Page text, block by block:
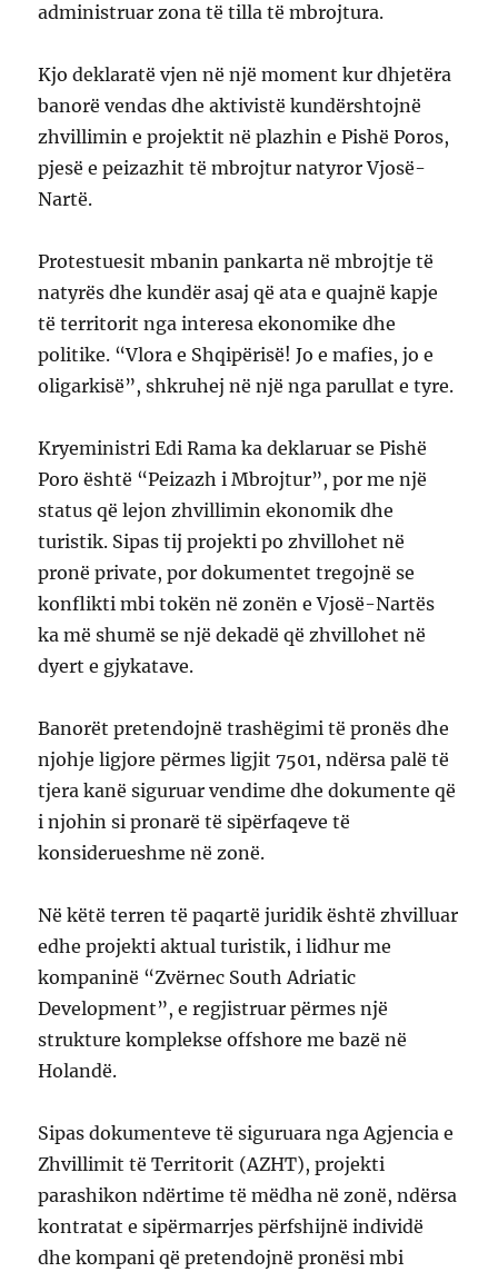
administruar zona të tilla të mbrojtura.
Kjo deklaratë vjen në një moment kur dhjetëra
banorë vendas dhe aktivistë kundërshtojnë
zhvillimin e projektit në plazhin e Pishë Poros,
pjesë e peizazhit të mbrojtur natyror Vjosë-
Nartë.
Protestuesit mbanin pankarta në mbrojtje të
natyrës dhe kundër asaj që ata e quajnë kapje
të territorit nga interesa ekonomike dhe
politike. “Vlora e Shqipërisë! Jo e mafies, jo e
oligarkisë”, shkruhej në një nga parullat e tyre.
Kryeministri Edi Rama ka deklaruar se Pishë
Poro është “Peizazh i Mbrojtur”, por me një
status që lejon zhvillimin ekonomik dhe
turistik. Sipas tij projekti po zhvillohet në
pronë private, por dokumentet tregojnë se
konflikti mbi tokën në zonën e Vjosë-Nartës
ka më shumë se një dekadë që zhvillohet në
dyert e gjykatave.
Banorët pretendojnë trashëgimi të pronës dhe
njohje ligjore përmes ligjit 7501, ndërsa palë të
tjera kanë siguruar vendime dhe dokumente që
i njohin si pronarë të sipërfaqeve të
konsiderueshme në zonë.
Në këtë terren të paqartë juridik është zhvilluar
edhe projekti aktual turistik, i lidhur me
kompaninë “Zvërnec South Adriatic
Development”, e regjistruar përmes një
strukture komplekse offshore me bazë në
Holandë.
Sipas dokumenteve të siguruara nga Agjencia e
Zhvillimit të Territorit (AZHT), projekti
parashikon ndërtime të mëdha në zonë, ndërsa
kontratat e sipërmarrjes përfshijnë individë
dhe kompani që pretendojnë pronësi mbi